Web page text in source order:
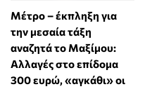
Μέτρο – έκπληξη για
την μεσαία τάξη
αναζητά το Μαξίμου:
Αλλαγές στο επίδομα
300 ευρώ, «αγκάθι» οι